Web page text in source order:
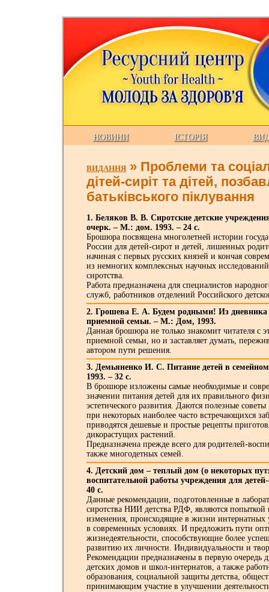
НОВИНИ ІСТОРІЯ
ВИДАННЯ » Проблеми та
дітей-сиріт та дітей,
батьківського піклування
1. Беляков В. В. Сиротские детские
очерк. – М.: дом. 1993. – 24 с.
Брошюра посвящена многолетней истории
России для детей-сирот и детей, лишенных
начиная с первых русских князей и кончая
из немногих комплексных научных
сиротства.
Работа предназначена для специалистов
служб, работников отделений Российского
2. Грошева Е. А. Будем родными! Из дневника
приемной семьи. – М.: Дом, 1993.
Данная брошюра не только знакомит читателя с
приемной семьи, но и заставляет думать,
автором пути решения.
3. Демьяненко И. С. Питание детей в
1993. – 32 с.
В брошюре изложены самые необходимые и
значении питания детей для их правильного
эстетического развития. Даются полезные
при некоторых наиболее часто встречающихся
приводятся дешевые и простые рецепты
дикорастущих растений.
Предназначена прежде всего для родителей-
также многодетных семей.
4. Детский дом – теплый дом (о некоторых
воспитательной работы учреждения для
40 с.
Данные рекомендации, подготовленные в
сиротства НИИ детства РДФ, являются попыткой
изменения, происходящие в жизни интернатных
в современных условиях. И предложить пути
жизнедеятельности, способствующие более
развитию их личности. Индивидуальности и
Рекомендации предназначены в первую очередь
детских домов и школ-интернатов, а также
образования, социальной защиты детства,
принимающим участие в улучшении